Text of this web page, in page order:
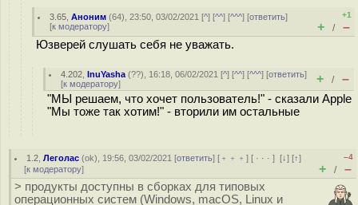
3.65 ,Аноним (64), 23:50, 03/02/2021 [^] [^^] [^^^] [ответить]
[к модератору]
+1
+ / –
Юзверей слушать себя не уважать.
4.202 ,InuYasha (??), 16:18, 06/02/2021 [^] [^^] [^^^] [ответить]
[к модератору] + / –
"МЫ решаем, что хочет пользователь!" - сказали Apple
"Мы тоже так хотим!" - вторили им остальные
1.2 ,Леголас (ok), 19:56, 03/02/2021 [ответить] [ ﹢﹢﹢] [ · · ·][↓] [↑]
[к модератору]
–4
+ / –
> продукты доступны в сборках для типовых
операционных систем (Windows, macOS, Linux и